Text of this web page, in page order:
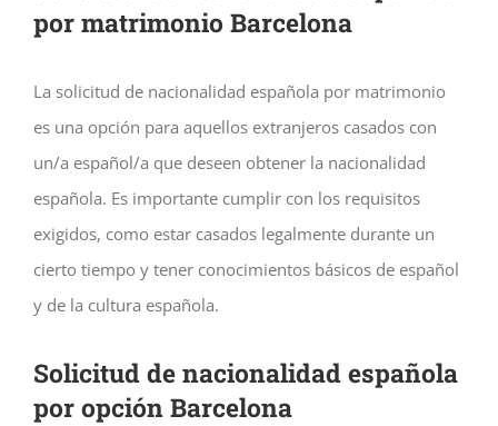
por matrimonio Barcelona
La solicitud de nacionalidad española por matrimonio
es una opción para aquellos extranjeros casados con
un/a español/a que deseen obtener la nacionalidad
española. Es importante cumplir con los requisitos
exigidos, como estar casados legalmente durante un
cierto tiempo y tener conocimientos básicos de español
y de la cultura española.
Solicitud de nacionalidad española
por opción Barcelona